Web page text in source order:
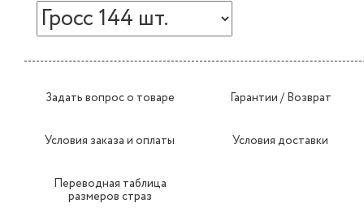
Задать вопрос о товаре Гарантии / Возврат
Условия заказа и оплаты Условия доставки
Переводная таблица
размеров страз